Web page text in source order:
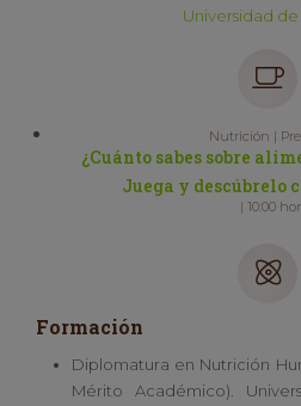
Universidad de
Nutrición |
¿Cuánto sabes sobre
Juega y descúbrelo
| 10:00
Formación
Diplomatura en Nutrición
Mérito Académico).